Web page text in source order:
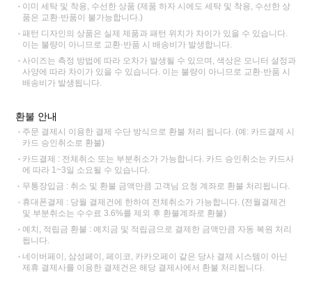
이미 세탁 및 착용, 수선한 상품 (제품 하자 시에도 세탁 및 착용, 수선한 상
품은 교환·반품이 불가능합니다.)
패턴 디자인의 상품은 실제 제품과 패턴 위치가 차이가 있을 수 있습니다.
이는 불량이 아니므로 교환·반품 시 배송비가 발생합니다.
사이즈는 측정 방법에 따라 오차가 발생될 수 있으며, 색상은 모니터 설정과
사양에 따라 차이가 있을 수 있습니다. 이는 불량이 아니므로 교환·반품 시
배송비가 발생됩니다.
환불 안내
주문 결제시 이용한 결제 수단 방식으로 환불 처리 됩니다. (예: 카드결제 시
카드 승인취소로 환불)
카드결제 : 전체취소 또는 부분취소가 가능합니다. 카드 승인취소는 카드사
에 따라 1~3일 소요될 수 있습니다.
무통장입금 : 취소 및 환불 금액만큼 고객님 요청 계좌로 환불 처리됩니다.
휴대폰결제 : 당월 결제건에 한하여 전체취소가 가능합니다. (전월결제건
및 부분취소는 수수료 3.6%를 제외 후 환불계좌로 환불)
예치, 적립금 환불 : 예치금 및 적립금으로 결제한 금액만큼 자동 복원 처리
됩니다.
네이버페이, 삼성페이, 페이코, 카카오페이 같은 당사 결제 시스템이 아닌
제휴 결제사를 이용한 결제건은 해당 결제사에서 환불 처리됩니다.